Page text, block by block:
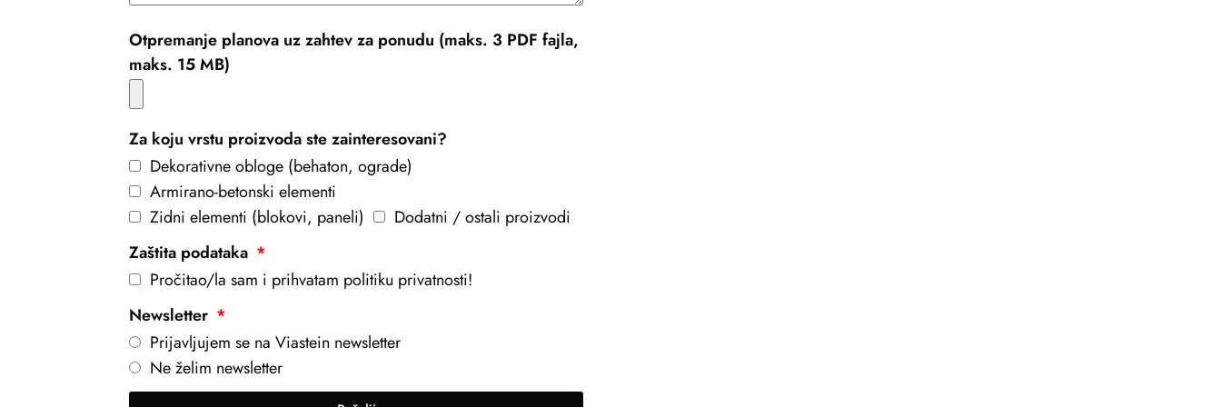
Otpremanje planova uz zahtev za ponudu (maks. 3 PDF fajla,
maks. 15 MB)
Za koju vrstu proizvoda ste zainteresovani?
Dekorativne obloge (behaton, ograde)
Armirano-betonski elementi
Zidni elementi (blokovi, paneli)
Dodatni / ostali proizvodi
Zaštita podataka
Pročitao/la sam i prihvatam politiku privatnosti!
Newsletter
Prijavljujem se na Viastein newsletter
Ne želim newsletter